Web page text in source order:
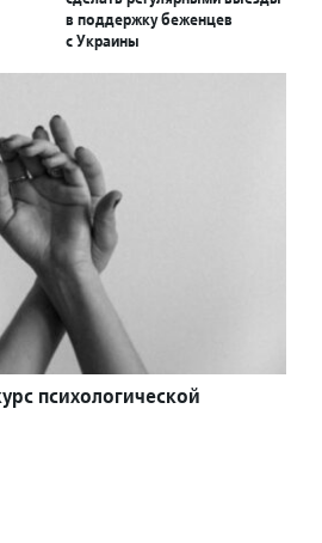
в поддержку беженцев
с Украины
психологической